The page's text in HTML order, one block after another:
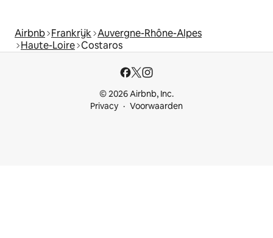
Airbnb Frankrijk Auvergne-Rhône-Alpes
Haute-Loire Costaros
© 2026 Airbnb, Inc.
Privacy
Voorwaarden